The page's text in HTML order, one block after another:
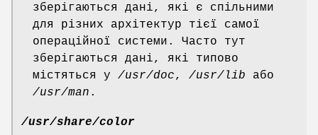
зберігаються дані, які є спільними
для різних архітектур тієї самої
операційної системи. Часто тут
зберігаються дані, які типово
містяться у /usr/doc, /usr/lib або
/usr/man .
/usr/share/color